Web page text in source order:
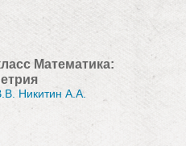
Математика:
Никитин А.А.